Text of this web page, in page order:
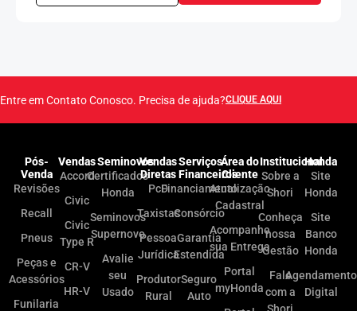
Entre em Contato Conosco. Precisa de ajuda?CLIQUE AQUI
Pós-
Venda
Revisões
Recall
Pneus
Peças e
Acessórios
Funilaria
Vendas
Accord
Civic
Civic
Type R
CR-V
HR-V
Seminovos
Certificados
Honda
Seminovos
Supernovo
Avalie
seu
Usado
Vendas
Diretas
PcD
Taxistas
Pessoa
Jurídica
Produtor
Rural
Serviços
Financeiros
Financiamento
Consórcio
Garantia
Estendida
Seguro
Auto
Área do
Cliente
Atualização
Cadastral
Acompanhe
sua Entrega
Portal
myHonda
Institucional
Sobre a
Shori
Conheça
nossa
Gestão
Fale
com a
Honda
Site
Honda
Site
Banco
Honda
Agendamento
Digital